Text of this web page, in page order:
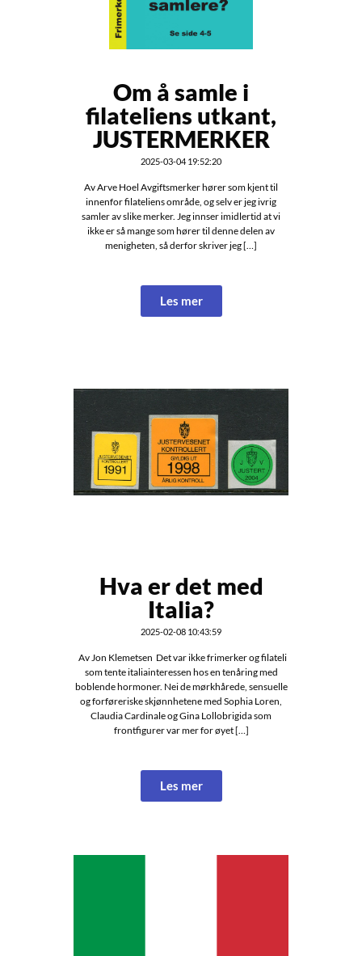
Om å samle i
filateliens utkant,
JUSTERMERKER
2025-03-04 19:52:20
Av Arve Hoel Avgiftsmerker hører som kjent til
innenfor filateliens område, og selv er jeg ivrig
samler av slike merker. Jeg innser imidlertid at vi
ikke er så mange som hører til denne delen av
menigheten, så derfor skriver jeg […]
Les mer
Hva er det med
Italia?
2025-02-08 10:43:59
Av Jon Klemetsen Det var ikke frimerker og filateli
som tente italiainteressen hos en tenåring med
boblende hormoner. Nei de mørkhårede, sensuelle
og forføreriske skjønnhetene med Sophia Loren,
Claudia Cardinale og Gina Lollobrigida som
frontfigurer var mer for øyet […]
Les mer